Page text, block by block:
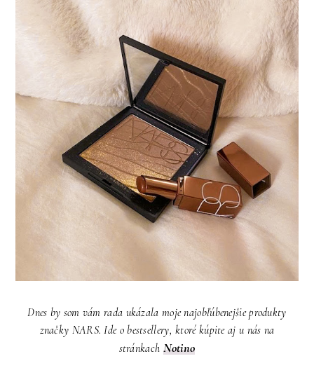
Dnes by som vám rada ukázala moje najobľúbenejšie produkty
značky NARS. Ide o bestsellery, ktoré kúpite aj u nás na
stránkach Notino